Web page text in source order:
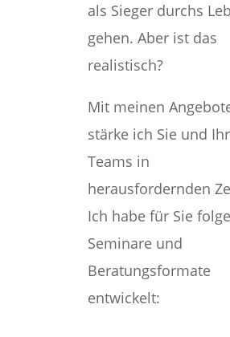
als Sieger durchs
gehen. Aber ist das
realistisch?
Mit meinen
stärke ich Sie und
Teams in
herausfordernden
Ich habe für Sie
Seminare und
Beratungsformate
entwickelt: